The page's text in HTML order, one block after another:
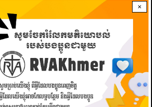
×
STAY CONNECTED WITH US!